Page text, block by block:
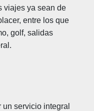
viajes ya sean de
entre los que
golf, salidas
servicio integral